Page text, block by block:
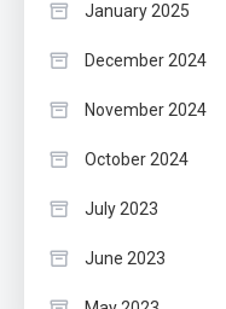
January 2025
December 2024
November 2024
October 2024
July 2023
June 2023